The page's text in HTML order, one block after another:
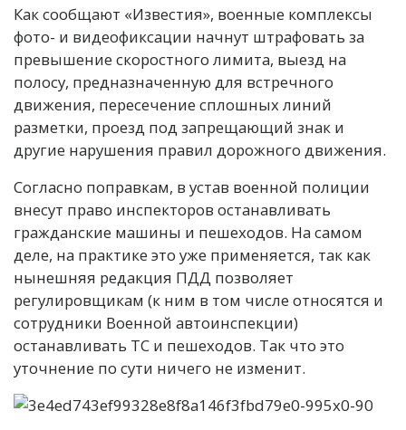
Как сообщают «Известия», военные комплексы
фото- и видеофиксации начнут штрафовать за
превышение скоростного лимита, выезд на
полосу, предназначенную для встречного
движения, пересечение сплошных линий
разметки, проезд под запрещающий знак и
другие нарушения правил дорожного движения.
Согласно поправкам, в устав военной полиции
внесут право инспекторов останавливать
гражданские машины и пешеходов. На самом
деле, на практике это уже применяется, так как
нынешняя редакция ПДД позволяет
регулировщикам (к ним в том числе относятся и
сотрудники Военной автоинспекции)
останавливать ТС и пешеходов. Так что это
уточнение по сути ничего не изменит.